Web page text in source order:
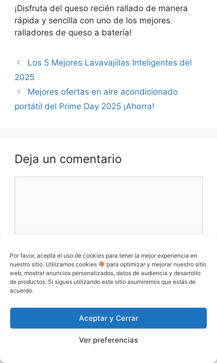
Por favor, acepta el uso de cookies para tener la mejor experiencia en
nuestro sitio. Utilizamos cookies
para optimizar y mejorar nuestro sitio
web, mostrar anuncios personalizados, datos de audiencia y desarrollo
de productos. Si sigues utilizando este sitio asumiremos que estás de
acuerdo.
Aceptar y Cerrar
Ver preferencias
¡Disfruta del queso recién rallado de manera
rápida y sencilla con uno de los mejores
ralladores de queso a batería!
Los 5 Mejores Lavavajillas Inteligentes del
2025
Mejores ofertas en aire acondicionado
portátil del Prime Day 2025 ¡Ahorra!
Deja un comentario